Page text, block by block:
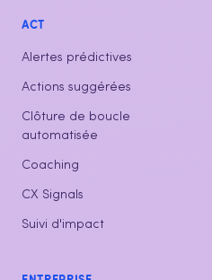
ACT
Alertes prédictives
Actions suggérées
Clôture de boucle
automatisée
Coaching
CX Signals
Suivi d'impact